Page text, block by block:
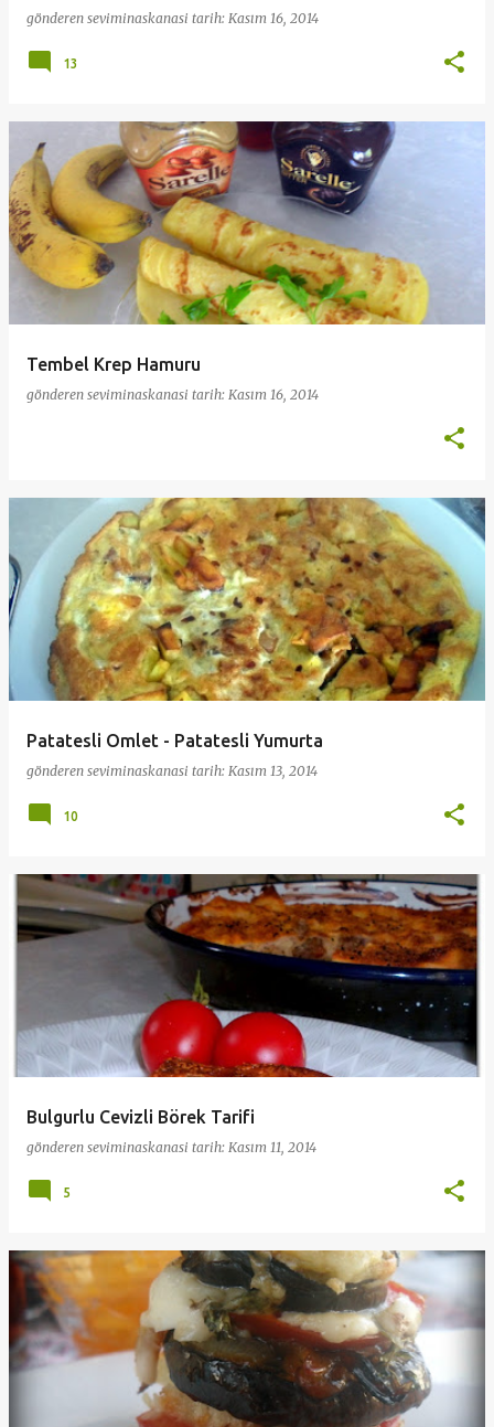
gönderen seviminaskanasi tarih: Kasım 16, 2014
13
Tembel Krep Hamuru
gönderen seviminaskanasi tarih: Kasım 16, 2014
Patatesli Omlet - Patatesli Yumurta
gönderen seviminaskanasi tarih: Kasım 13, 2014
10
Bulgurlu Cevizli Börek Tarifi
gönderen seviminaskanasi tarih: Kasım 11, 2014
5